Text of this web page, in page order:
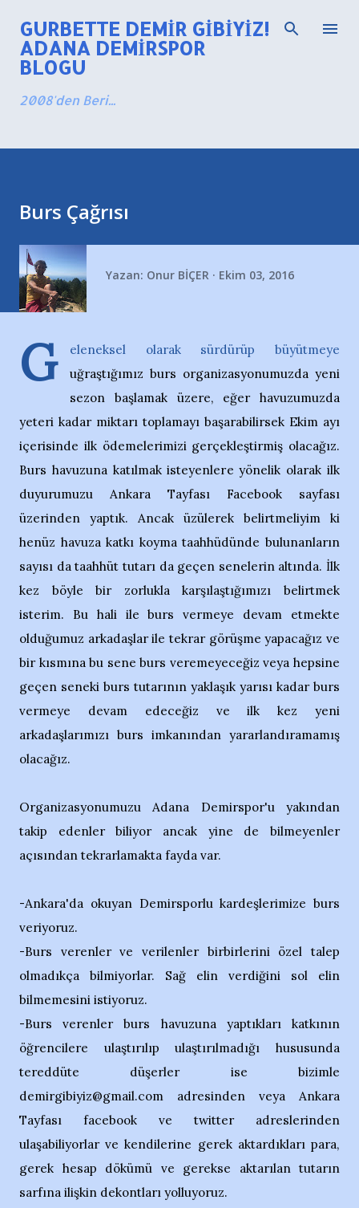
Ana içeriğe atla
GURBETTE DEMIR GIBIYIZ!
ADANA DEMIRSPOR
BLOGU
2008'den Beri...
Burs Çağrısı
Yazan: Onur BİÇER Ekim 03, 2016
G
eleneksel olarak sürdürüp büyütmeye
uğraştığımız burs organizasyonumuzda yeni
sezon başlamak üzere, eğer havuzumuzda
yeteri kadar miktarı toplamayı başarabilirsek Ekim ayı
içerisinde ilk ödemelerimizi gerçekleştirmiş olacağız.
Burs havuzuna katılmak isteyenlere yönelik olarak ilk
duyurumuzu Ankara Tayfası Facebook sayfası
üzerinden yaptık. Ancak üzülerek belirtmeliyim ki
henüz havuza katkı koyma taahhüdünde bulunanların
sayısı da taahhüt tutarı da geçen senelerin altında. İlk
kez böyle bir zorlukla karşılaştığımızı belirtmek
isterim. Bu hali ile burs vermeye devam etmekte
olduğumuz arkadaşlar ile tekrar görüşme yapacağız ve
bir kısmına bu sene burs veremeyeceğiz veya hepsine
geçen seneki burs tutarının yaklaşık yarısı kadar burs
vermeye devam edeceğiz ve ilk kez yeni
arkadaşlarımızı burs imkanından yararlandıramamış
olacağız.
Organizasyonumuzu Adana Demirspor'u yakından
takip edenler biliyor ancak yine de bilmeyenler
açısından tekrarlamakta fayda var.
-Ankara'da okuyan Demirsporlu kardeşlerimize burs
veriyoruz.
-Burs verenler ve verilenler birbirlerini özel talep
olmadıkça bilmiyorlar. Sağ elin verdiğini sol elin
bilmemesini istiyoruz.
-Burs verenler burs havuzuna yaptıkları katkının
öğrencilere ulaştırılıp ulaştırılmadığı hususunda
tereddüte düşerler ise bizimle
demirgibiyiz@gmail.com adresinden veya Ankara
Tayfası facebook ve twitter adreslerinden
ulaşabiliyorlar ve kendilerine gerek aktardıkları para,
gerek hesap dökümü ve gerekse aktarılan tutarın
sarfına ilişkin dekontları yolluyoruz.